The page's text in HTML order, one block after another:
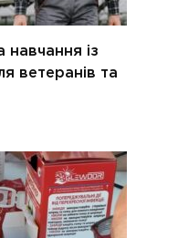
навчання із
ветеранів та